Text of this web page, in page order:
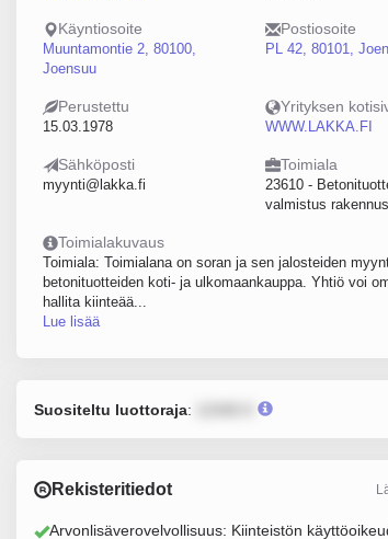
Käyntiosoite
Muuntamontie 2, 80100,
Joensuu
Postiosoite
PL 42, 80101,
Perustettu
15.03.1978
Yrityksen
WWW.LAKKA.FI
Sähköposti
myynti@lakka.fi
Toimiala
23610 -
valmistus
Toimialakuvaus
Toimiala: Toimialana on soran ja sen jalosteiden
betonituotteiden koti- ja ulkomaankauppa. Yhtiö voi
hallita kiinteää...
Lue lisää
Suositeltu luottoraja:
Rekisteritiedot
Arvonlisäverovelvollisuus: Kiinteistön